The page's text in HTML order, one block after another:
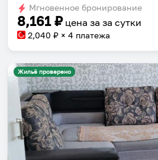
dates.
dates.
Мгновенное бронирование
8,161₽ цена за за сутки
2,040 ₽ × 4 платежа
Жильё проверено